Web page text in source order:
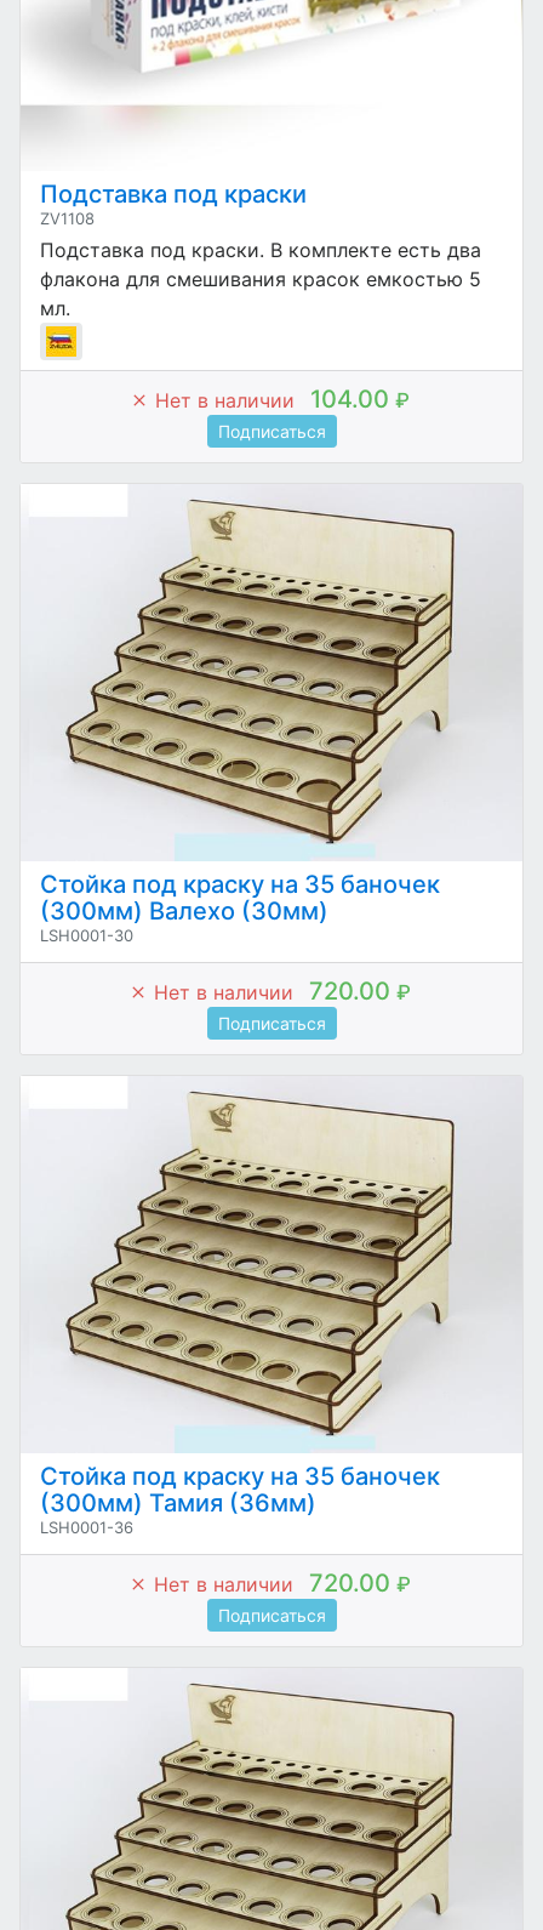
Подставка под краски
ZV1108
Подставка под краски. В комплекте есть два
флакона для смешивания красок емкостью 5
мл.
Нет в наличии 104.00 ₽
Подписаться
Стойка под краску на 35 баночек
(300мм) Валехо (30мм)
LSH0001-30
Нет в наличии 720.00 ₽
Подписаться
Стойка под краску на 35 баночек
(300мм) Тамия (36мм)
LSH0001-36
Нет в наличии 720.00 ₽
Подписаться